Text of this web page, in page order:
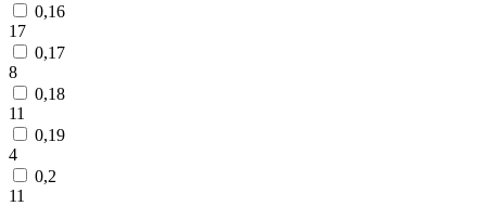
0,16
17
0,17
8
0,18
11
0,19
4
0,2
11